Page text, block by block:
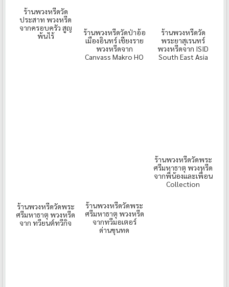
ร้านพวงหรีดวัด
ประสาท พวงหรีด
จากครอบครัว สูญ
พ้นไร้
ร้านพวงหรีดวัดป่าอ้อ
เมืองอินทร์ เชียงราย
พวงหรีดจาก
Canvass Makro HO
ร้านพวงหรีดวัด
พระยาสุเรนทร์
พวงหรีดจาก ISID
South East Asia
ร้านพวงหรีดวัดพระ
ศรีมหาธาตุ พวงหรีด
จาก ทวียนต์ทวีกิจ
ร้านพวงหรีดวัดพระ
ศรีมหาธาตุ พวงหรีด
จากทวีมอเตอร์
ด่านขุนทด
ร้านพวงหรีดวัดพระ
ศรีมหาธาตุ พวงหรีด
จากพี่น้องและเพื่อน
Collection